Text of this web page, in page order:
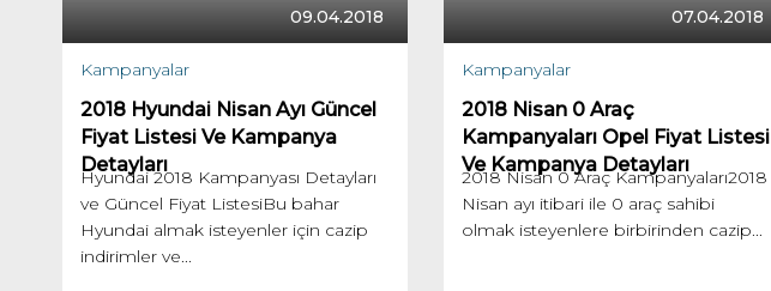
09.04.2018
Kampanyalar
2018 Hyundai Nisan Ayı Güncel
Fiyat Listesi Ve Kampanya
Detayları
Hyundai 2018 Kampanyası Detayları
ve Güncel Fiyat ListesiBu bahar
Hyundai almak isteyenler için cazip
indirimler ve...
07.04.2018
Kampanyalar
2018 Nisan 0 Araç
Kampanyaları Opel Fiyat Listesi
Ve Kampanya Detayları
2018 Nisan 0 Araç Kampanyaları2018
Nisan ayı itibari ile 0 araç sahibi
olmak isteyenlere birbirinden cazip...